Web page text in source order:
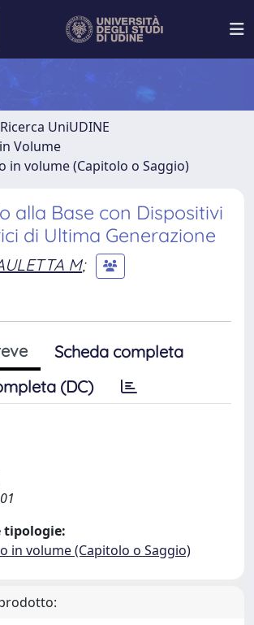
UniUDINE
Volume
in volume (Capitolo o Saggio)
alla Base con Dispositivi
di Ultima Generazione
M;
Scheda completa
(DC)
tipologie:
in volume (Capitolo o Saggio)